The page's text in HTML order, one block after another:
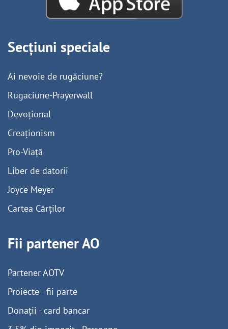
Secțiuni speciale
Ai nevoie de rugăciune?
Rugaciune-Prayerwall
Devoțional
Creaționism
Pro-Viață
Liber de datorii
Joyce Meyer
Cartea Cărților
Fii partener AO
Partener AOTV
Proiecte - fii parte
Donații - card bancar